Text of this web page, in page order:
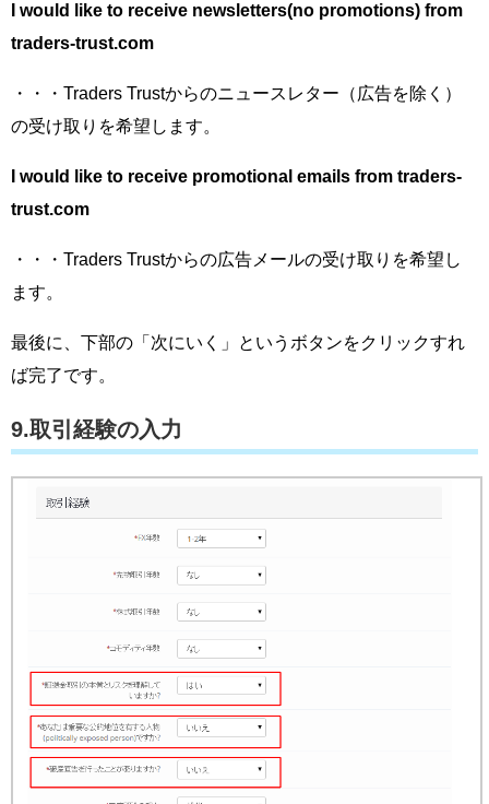
I would like to receive newsletters(no promotions) from
traders-trust.com
・・・Traders Trustからのニュースレター（広告を除く）
の受け取りを希望します。
I would like to receive promotional emails from traders-
trust.com
・・・Traders Trustからの広告メールの受け取りを希望し
ます。
最後に、下部の「次にいく」というボタンをクリックすれ
ば完了です。
9.取引経験の入力